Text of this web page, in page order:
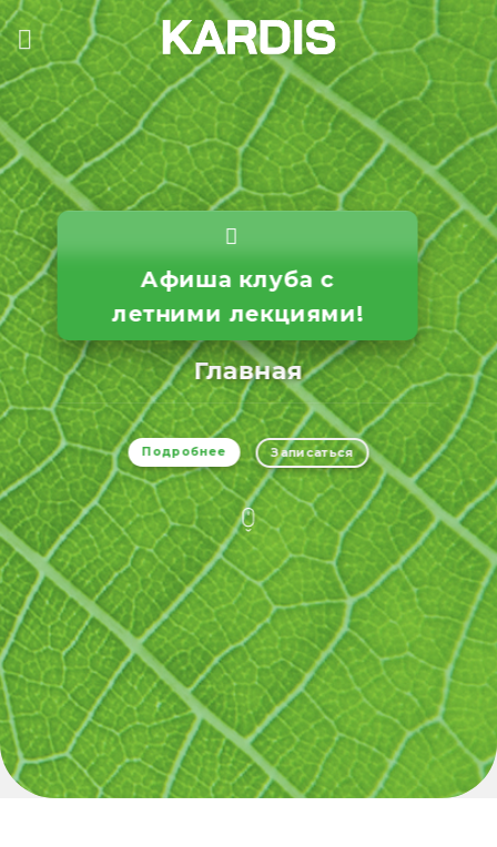
Skip
to
content
Афиша клуба с
летними лекциями!
Главная
Подробнее Записаться